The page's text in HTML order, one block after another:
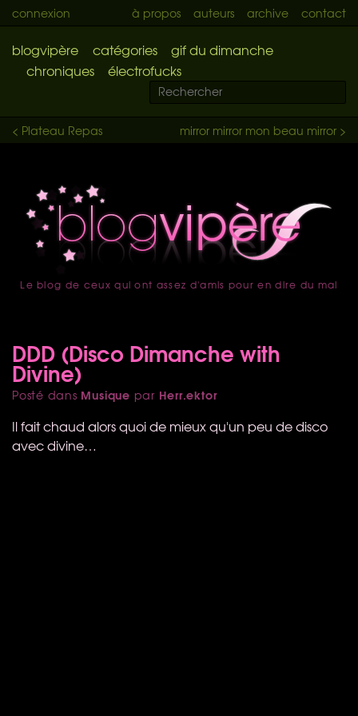
connexion à propos auteurs archive contact
blogvipère catégories
gif du dimanche
chroniques
électrofucks
mirror mirror mon beau mirror >
< Plateau Repas
accueil
Le blog de ceux qui ont assez d'amis pour en dire du mal
DDD (Disco Dimanche with
Divine)
Posté dans Musique par Herr.ektor
Il fait chaud alors quoi de mieux qu'un peu de disco
avec divine…